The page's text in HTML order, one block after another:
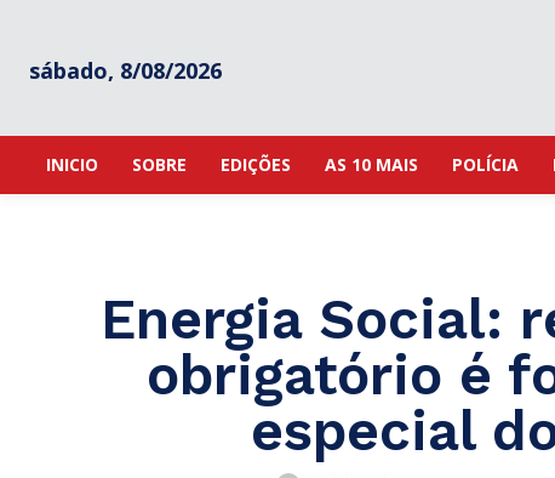
sábado, 8/08/2026
INICIO SOBRE EDIÇÕES AS 10 MAIS POLÍCIA
Energia Social:
obrigatório é
especial